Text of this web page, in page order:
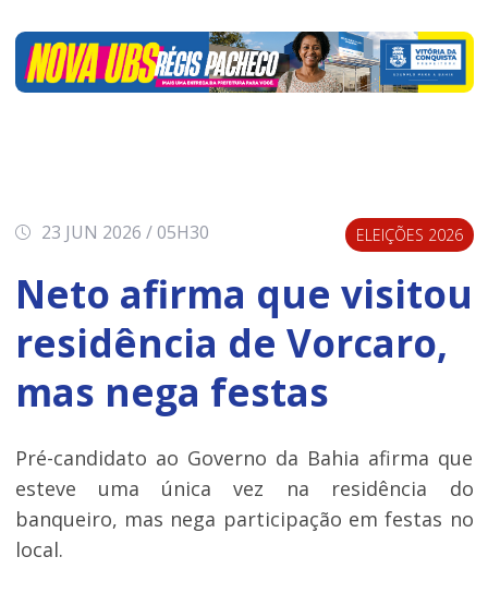
23 JUN 2026 / 05H30 ELEIÇÕES 2026
Neto afirma que visitou
residência de Vorcaro,
mas nega festas
Pré-candidato ao Governo da Bahia afirma que
esteve uma única vez na residência do
banqueiro, mas nega participação em festas no
local.